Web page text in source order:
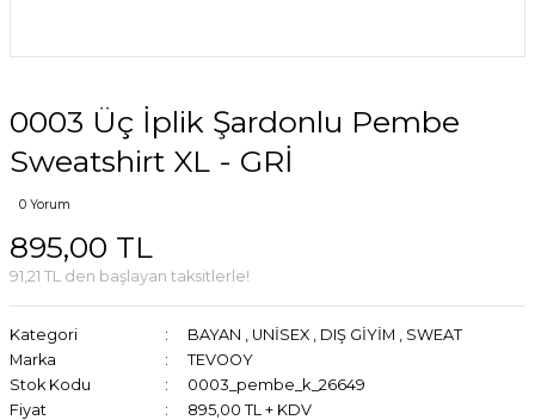
0003 Üç İplik Şardonlu Pembe
Sweatshirt XL - GRİ
0 Yorum
895,00 TL
91,21 TL den başlayan taksitlerle!
Kategori BAYAN , UNİSEX , DIŞ GİYİM , SWEAT
Marka
TEVOOY
Stok Kodu
0003_pembe_k_26649
Fiyat
895,00 TL + KDV